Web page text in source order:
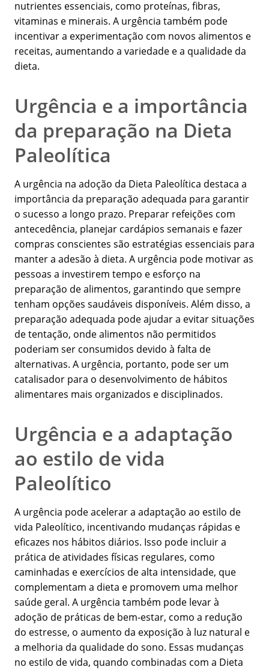
nutrientes essenciais, como proteínas, fibras,
vitaminas e minerais. A urgência também pode
incentivar a experimentação com novos alimentos e
receitas, aumentando a variedade e a qualidade da
dieta.
Urgência e a importância
da preparação na Dieta
Paleolítica
A urgência na adoção da Dieta Paleolítica destaca a
importância da preparação adequada para garantir
o sucesso a longo prazo. Preparar refeições com
antecedência, planejar cardápios semanais e fazer
compras conscientes são estratégias essenciais para
manter a adesão à dieta. A urgência pode motivar as
pessoas a investirem tempo e esforço na
preparação de alimentos, garantindo que sempre
tenham opções saudáveis disponíveis. Além disso, a
preparação adequada pode ajudar a evitar situações
de tentação, onde alimentos não permitidos
poderiam ser consumidos devido à falta de
alternativas. A urgência, portanto, pode ser um
catalisador para o desenvolvimento de hábitos
alimentares mais organizados e disciplinados.
Urgência e a adaptação
ao estilo de vida
Paleolítico
A urgência pode acelerar a adaptação ao estilo de
vida Paleolítico, incentivando mudanças rápidas e
eficazes nos hábitos diários. Isso pode incluir a
prática de atividades físicas regulares, como
caminhadas e exercícios de alta intensidade, que
complementam a dieta e promovem uma melhor
saúde geral. A urgência também pode levar à
adoção de práticas de bem-estar, como a redução
do estresse, o aumento da exposição à luz natural e
a melhoria da qualidade do sono. Essas mudanças
no estilo de vida, quando combinadas com a Dieta